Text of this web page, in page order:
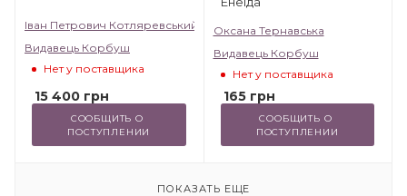
Іван Петрович Котляревський
Видавець Корбуш
Нет у поставщика
15 400 грн
СООБЩИТЬ О
ПОСТУПЛЕНИИ
Оксана Тернавська
Видавець Корбуш
Нет у поставщика
165грн
СООБЩИТЬ О
ПОСТУПЛЕНИИ
ПОКАЗАТЬ ЕЩЕ